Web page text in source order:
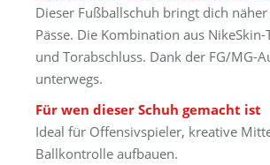
Dieser Fußballschuh bringt dich
Pässe. Die Kombination aus
und Torabschluss. Dank der FG/MG-
unterwegs.
Für wen dieser Schuh gemacht ist
Ideal für Offensivspieler, kreative
Ballkontrolle aufbauen.